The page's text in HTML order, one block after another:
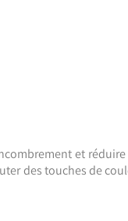
et réduire
des touches de